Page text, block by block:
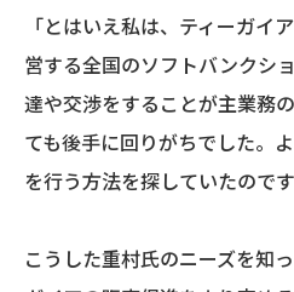
「とはいえ私は、ティーガイ
営する全国のソフトバンクシ
達や交渉をすることが主業務
ても後手に回りがちでした。
を行う方法を探していたのです
こうした重村氏のニーズを知